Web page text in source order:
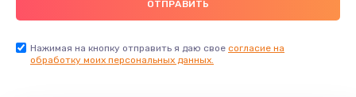
Нажимая на кнопку отправить я даю свое согласие на
обработку моих персональных данных.